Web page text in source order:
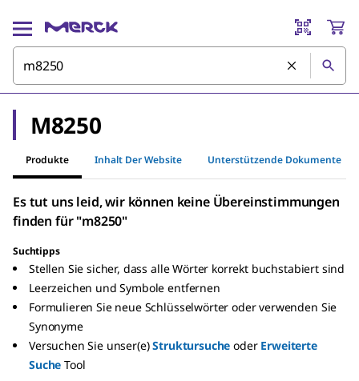
M8250
Produkte Inhalt Der Website Unterstützende Dokumente
Es tut uns leid, wir können keine Übereinstimmungen
finden für "m8250"
Suchtipps
Stellen Sie sicher, dass alle Wörter korrekt buchstabiert sind
Leerzeichen und Symbole entfernen
Formulieren Sie neue Schlüsselwörter oder verwenden Sie
Synonyme
Versuchen Sie unser(e) Struktursuche oder Erweiterte
Suche Tool